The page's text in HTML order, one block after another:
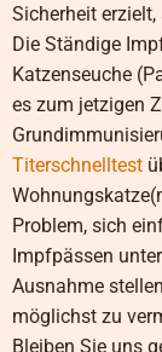
Sicherheit
Die Ständige
Katzenseuche
es zum jetzigen
Titerschnelltest
Problem, sich
Impfpässen
Ausnahme
möglichst zu
Bleiben Sie uns